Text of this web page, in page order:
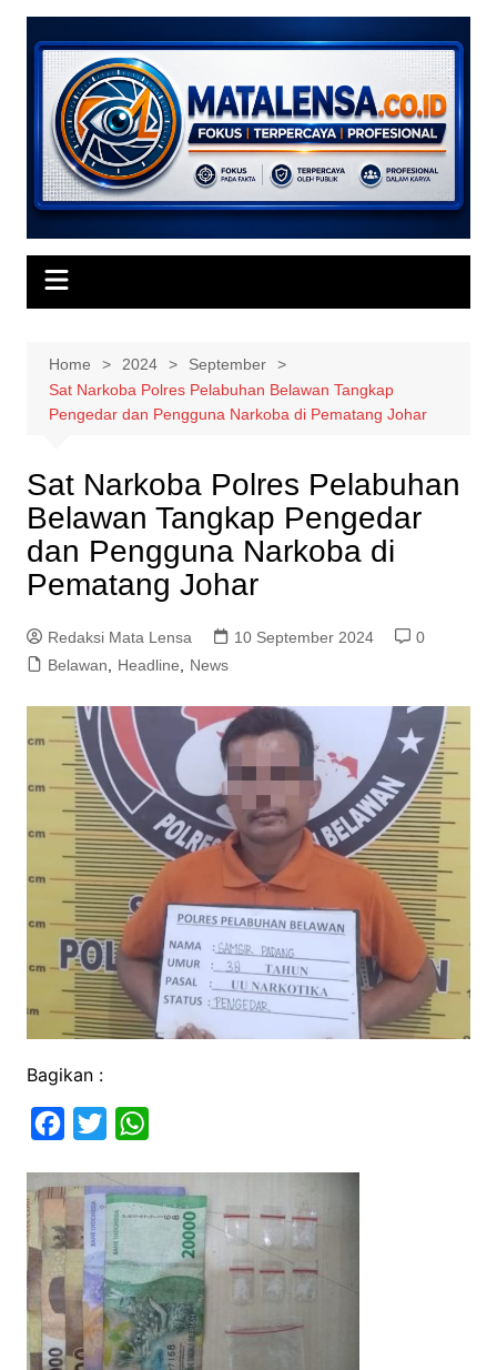
Skip
content
Home 2024
September
Sat Narkoba Polres Pelabuhan Belawan Tangkap
Pengedar dan Pengguna Narkoba di Pematang Johar
Sat Narkoba Polres Pelabuhan
Belawan Tangkap Pengedar
dan Pengguna Narkoba di
Pematang Johar
Redaksi Mata Lensa 10 September 2024
0
Belawan
Headline News
Bagikan :
c
e
b
o
o
k
i
t
e
r
a
t
A
p
p